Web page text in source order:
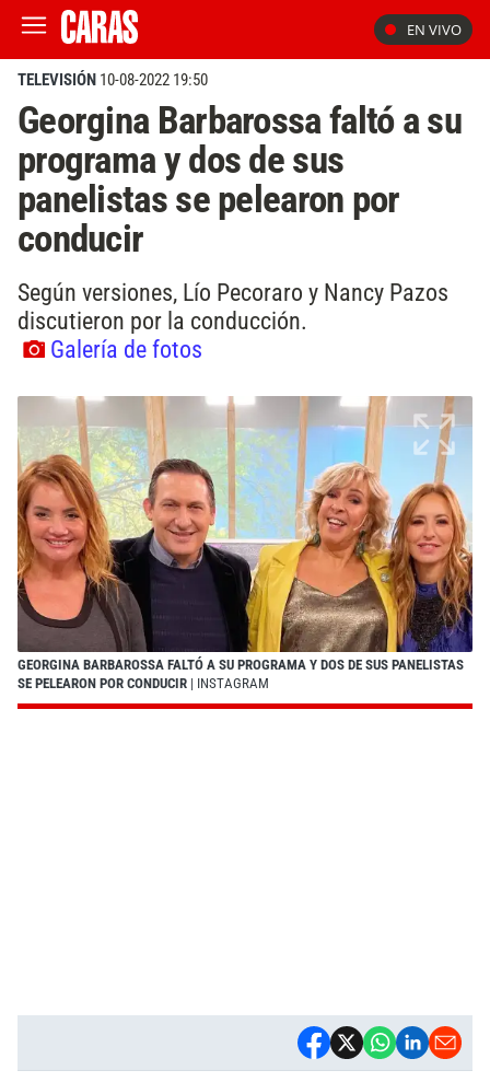
EN VIVO
TELEVISIÓN 10-08-2022 19:50
Georgina Barbarossa faltó a su
programa y dos de sus
panelistas se pelearon por
conducir
Según versiones, Lío Pecoraro y Nancy Pazos
discutieron por la conducción.
Galería de fotos
GEORGINA BARBAROSSA FALTÓ A SU PROGRAMA Y DOS DE SUS PANELISTAS
SE PELEARON POR CONDUCIR | INSTAGRAM